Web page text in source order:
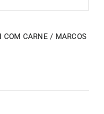
COM CARNE / MARCOS